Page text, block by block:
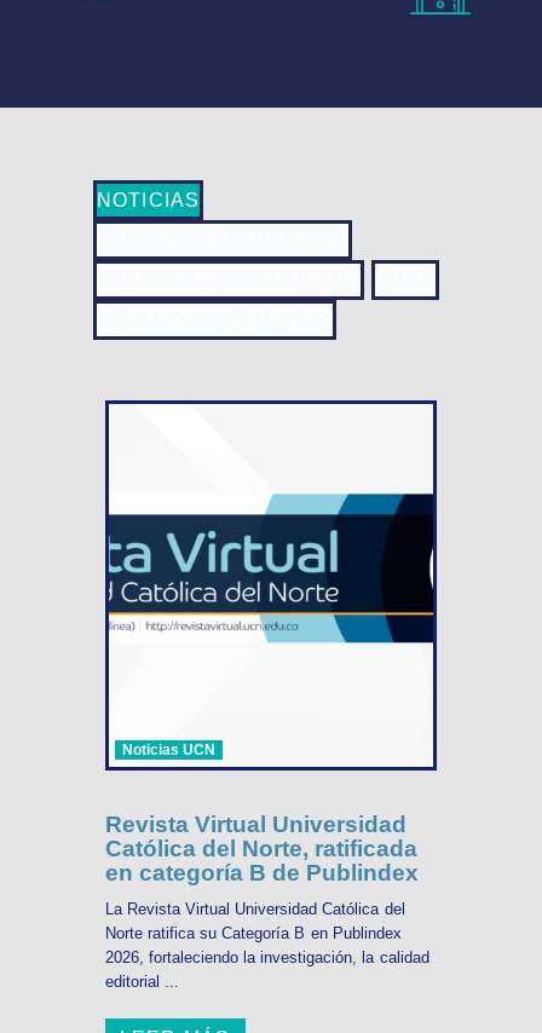
NOTICIAS
Noticias UCN
Revista Virtual Universidad
Católica del Norte, ratificada
en categoría B de Publindex
La Revista Virtual Universidad Católica del
Norte ratifica su Categoría B en Publindex
2026, fortaleciendo la investigación, la calidad
editorial ...